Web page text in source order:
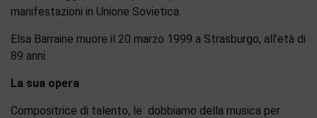
manifestazioni in Unione Sovietica.
Elsa Barraine muore il 20 marzo 1999 a Strasburgo, all’età di
89 anni.
La sua opera
Compositrice di talento, le dobbiamo della musica per